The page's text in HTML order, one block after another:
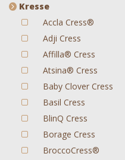
Kresse
Accla Cress®
Adji Cress
Affilla® Cress
Atsina® Cress
Baby Clover Cress
Basil Cress
BlinQ Cress
Borage Cress
BroccoCress®